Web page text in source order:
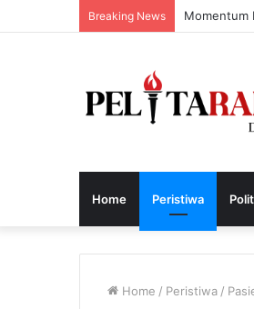
Breaking News Momentum
Home Peristiwa
Home / Peristiwa /